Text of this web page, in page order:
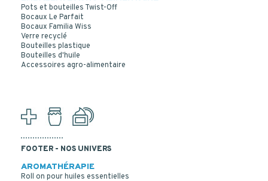
Pots et bouteilles Twist-Off
Bocaux Le Parfait
Bocaux Familia Wiss
Verre recyclé
Bouteilles plastique
Bouteilles d'huile
Accessoires agro-alimentaire
FOOTER - NOS UNIVERS
AROMATHÉRAPIE
Roll on pour huiles essentielles